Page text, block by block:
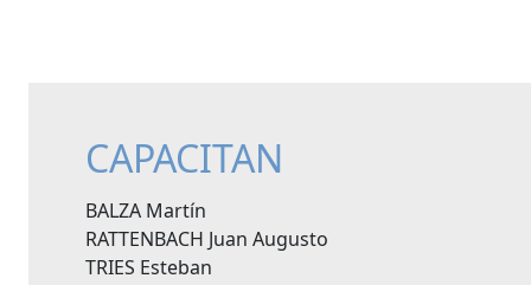
CAPACITAN
BALZA Martín
RATTENBACH Juan Augusto
TRIES Esteban